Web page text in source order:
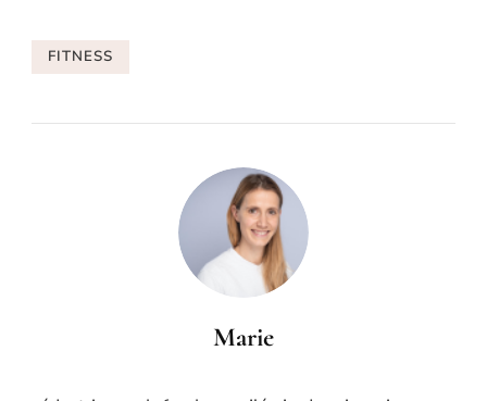
FITNESS
Marie